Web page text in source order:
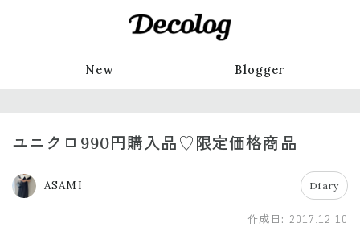
New Blogger
ユニクロ990円購入品♡限定価格商品
ASAMI Diary
作成日: 2017.12.10